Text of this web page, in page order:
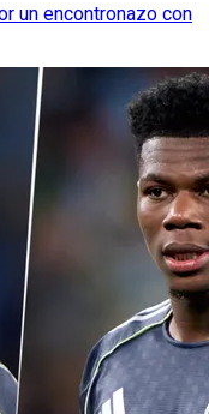
un encontronazo con